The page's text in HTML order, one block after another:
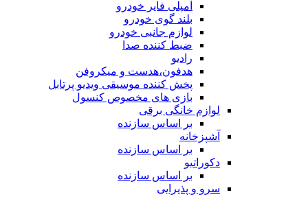
آمپلی فایر خودرو
بلند گوی خودرو
لوازم جانبی خودرو
ضبط کننده صدا
رادیو
هدفون،هدست و میکروفن
پخش کننده موسیقی ویدیو پرتابل
بازی های مخصوص کنسول
لوازم خانگی برقی
بر اساس سازنده
آشپزخانه
بر اساس سازنده
دکوراتیو
بر اساس سازنده
سرو و پذیرایی